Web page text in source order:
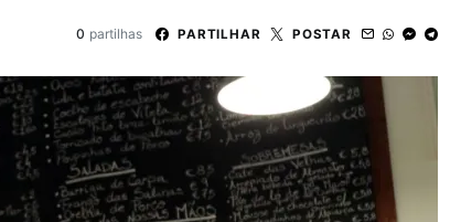
0 partilhas PARTILHAR POSTAR